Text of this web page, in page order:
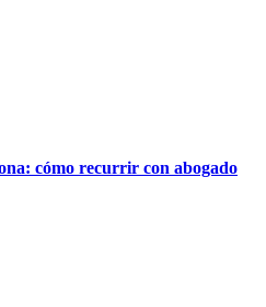
cómo recurrir con abogado